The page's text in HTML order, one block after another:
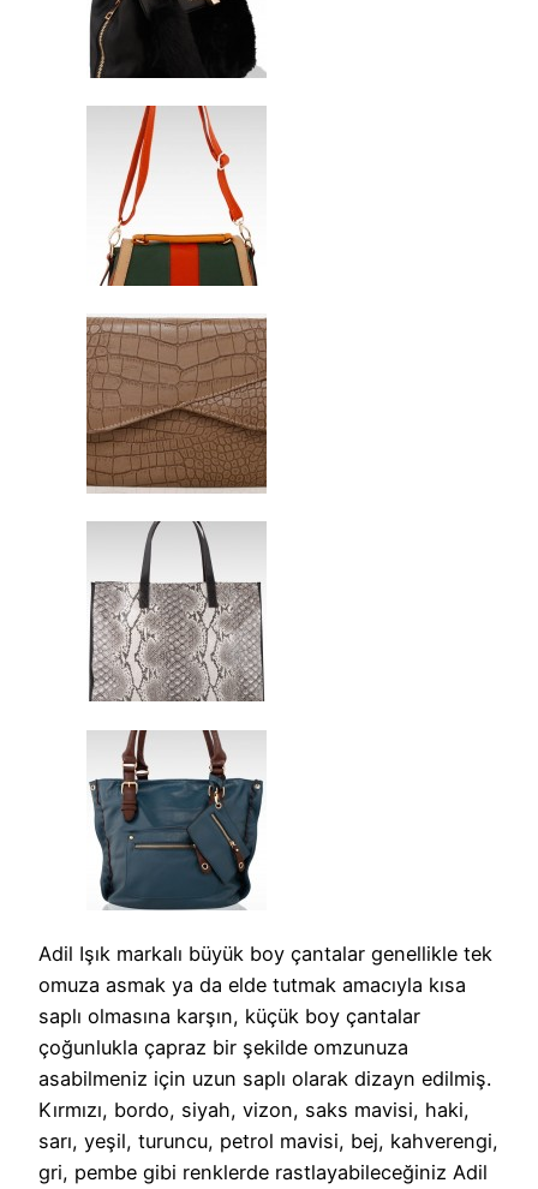
Adil Işık markalı büyük boy çantalar genellikle tek
omuza asmak ya da elde tutmak amacıyla kısa
saplı olmasına karşın, küçük boy çantalar
çoğunlukla çapraz bir şekilde omzunuza
asabilmeniz için uzun saplı olarak dizayn edilmiş.
Kırmızı, bordo, siyah, vizon, saks mavisi, haki,
sarı, yeşil, turuncu, petrol mavisi, bej, kahverengi,
gri, pembe gibi renklerde rastlayabileceğiniz Adil